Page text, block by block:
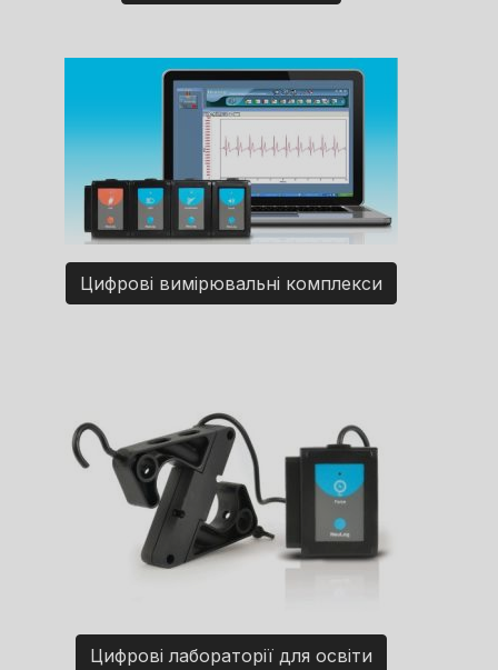
Цифрові вимірювальні комплекси
Цифрові лабораторії для освіти